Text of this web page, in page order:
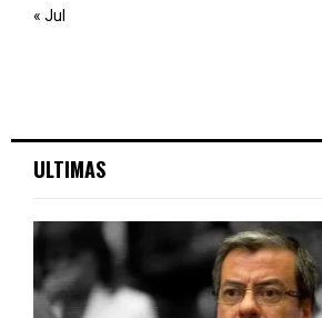
« Jul
ULTIMAS